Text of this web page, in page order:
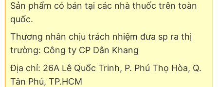
Sản phẩm có bán tại các nhà thuốc trên toàn
quốc.
Thương nhân chịu trách nhiệm đưa sp ra thị
trường: Công ty CP Dân Khang
Địa chỉ: 26A Lê Quốc Trinh, P. Phú Thọ Hòa, Q.
Tân Phú, TP.HCM